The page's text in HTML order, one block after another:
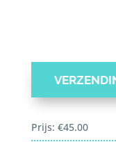
Prijs: €45.00